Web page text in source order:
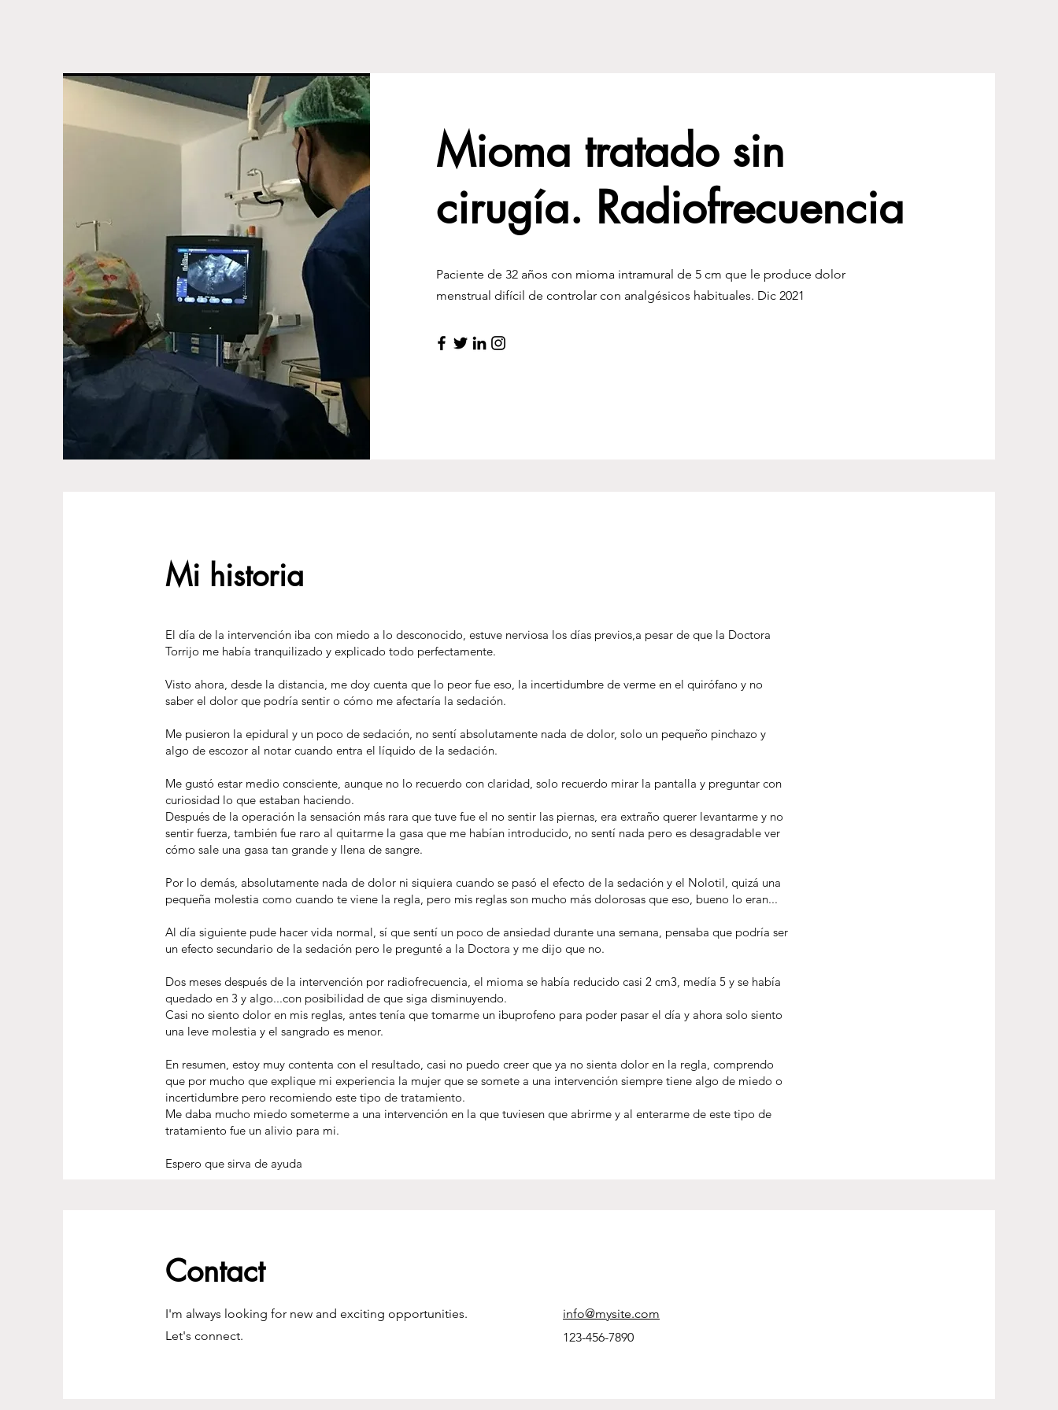
Mioma tratado sin
cirugía. Radiofrecuencia
Paciente de 32 años con mioma intramural de 5 cm que le produce dolor
menstrual difícil de controlar con analgésicos habituales. Dic 2021
Mi historia
El día de la intervención iba con miedo a lo desconocido, estuve nerviosa los días previos,a pesar de que la Doctora
Torrijo me había tranquilizado y explicado todo perfectamente.
Visto ahora, desde la distancia, me doy cuenta que lo peor fue eso, la incertidumbre de verme en el quirófano y no
saber el dolor que podría sentir o cómo me afectaría la sedación.
Me pusieron la epidural y un poco de sedación, no sentí absolutamente nada de dolor, solo un pequeño pinchazo y
algo de escozor al notar cuando entra el líquido de la sedación.
Me gustó estar medio consciente, aunque no lo recuerdo con claridad, solo recuerdo mirar la pantalla y preguntar con
curiosidad lo que estaban haciendo.
Después de la operación la sensación más rara que tuve fue el no sentir las piernas, era extraño querer levantarme y no
sentir fuerza, también fue raro al quitarme la gasa que me habían introducido, no sentí nada pero es desagradable ver
cómo sale una gasa tan grande y llena de sangre.
Por lo demás, absolutamente nada de dolor ni siquiera cuando se pasó el efecto de la sedación y el Nolotil, quizá una
pequeña molestia como cuando te viene la regla, pero mis reglas son mucho más dolorosas que eso, bueno lo eran...
Al día siguiente pude hacer vida normal, sí que sentí un poco de ansiedad durante una semana, pensaba que podría ser
un efecto secundario de la sedación pero le pregunté a la Doctora y me dijo que no.
Dos meses después de la intervención por radiofrecuencia, el mioma se había reducido casi 2 cm3, medía 5 y se había
quedado en 3 y algo...con posibilidad de que siga disminuyendo.
Casi no siento dolor en mis reglas, antes tenía que tomarme un ibuprofeno para poder pasar el día y ahora solo siento
una leve molestia y el sangrado es menor.
En resumen, estoy muy contenta con el resultado, casi no puedo creer que ya no sienta dolor en la regla, comprendo
que por mucho que explique mi experiencia la mujer que se somete a una intervención siempre tiene algo de miedo o
incertidumbre pero recomiendo este tipo de tratamiento.
Me daba mucho miedo someterme a una intervención en la que tuviesen que abrirme y al enterarme de este tipo de
tratamiento fue un alivio para mi.
Espero que sirva de ayuda
Contact
I'm always looking for new and exciting opportunities.
Let's connect.
info@mysite.com
123-456-7890